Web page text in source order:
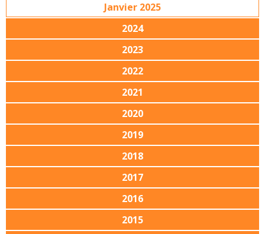
Janvier 2025
2024
2023
2022
2021
2020
2019
2018
2017
2016
2015